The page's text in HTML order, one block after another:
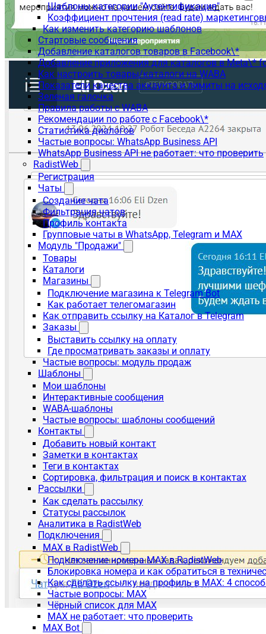
Шаблоны категории "Аутентификация"
Коэффициент прочтения (read rate)
Как изменить категорию шаблонов
Стартовые сообщения
Добавление каталогов товаров в Facebook\*
Добавление приложения для каталогов в Meta\*
Как настроить товары/каталоги на WABA
Показатели качества аккаунта и лимиты на
Зеленая галочка
Правила работы с WABA
Рекомендации по работе с Facebook\*
Статистика диалогов
Частые вопросы: WhatsApp Business API
WhatsApp Business API не работает: что проверить
RadistWeb
Регистрация
Чаты
Создание чата
Фильтрация чатов
Профиль контакта
Групповые чаты в WhatsApp, Telegram и MAX
Модуль "Продажи"
Товары
Каталоги
Магазины
Подключение магазина к Telegram Bot
Как работает телегомагазин
Как отправить ссылку на Каталог в Telegram
Заказы
Выставить ссылку на оплату
Где просматривать заказы и оплату
Частые вопросы: модуль продаж
Шаблоны
Мои шаблоны
Интерактивные сообщения
WABA-шаблоны
Частые вопросы: шаблоны сообщений
Контакты
Добавить новый контакт
Заметки в контактах
Теги в контактах
Сортировка, фильтрация и поиск в контактах
Рассылки
Как сделать рассылку
Статусы рассылок
Аналитика в RadistWeb
Подключения
MAX в RadistWeb
Подключение номера MAX в RadistWeb
Блокировка номера и как обратиться в
Как сделать ссылку на профиль в MAX: 4
Частые вопросы: MAX
Чёрный список для MAX
MAX не работает: что проверить
MAX Bot